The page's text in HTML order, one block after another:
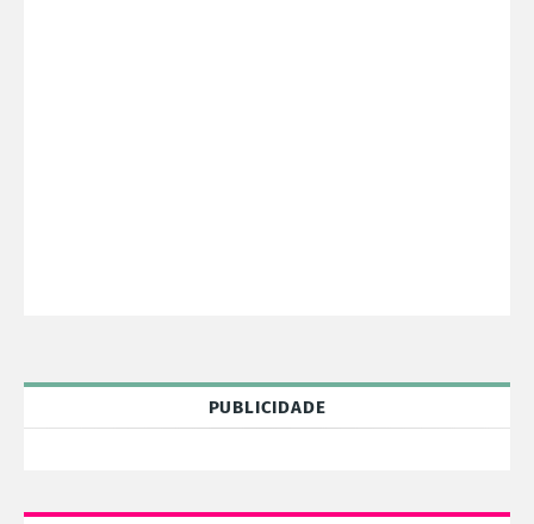
PUBLICIDADE